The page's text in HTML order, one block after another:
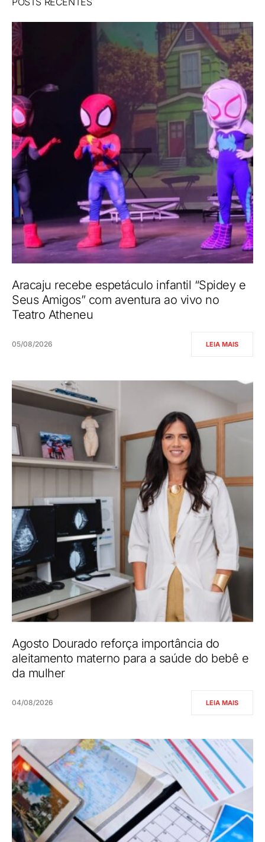
Aracaju recebe espetáculo infantil “Spidey e
Seus Amigos” com aventura ao vivo no
Teatro Atheneu
05/08/2026 LEIA MAIS
Agosto Dourado reforça importância do
aleitamento materno para a saúde do bebê e
da mulher
04/08/2026 LEIA MAIS